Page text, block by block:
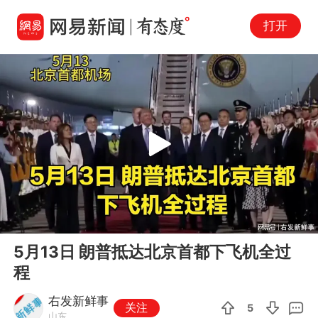
打开
00:00 04:13
Play
5月13日 朗普抵达北京首都下飞机全过
程
右发新鲜事
山东
关注 5